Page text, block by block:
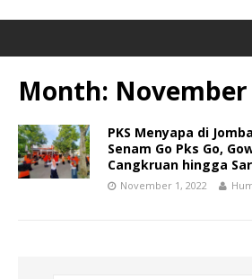
Month: November
PKS Menyapa di
Senam Go Pks Go,
Cangkruan hingga
November 1, 2022